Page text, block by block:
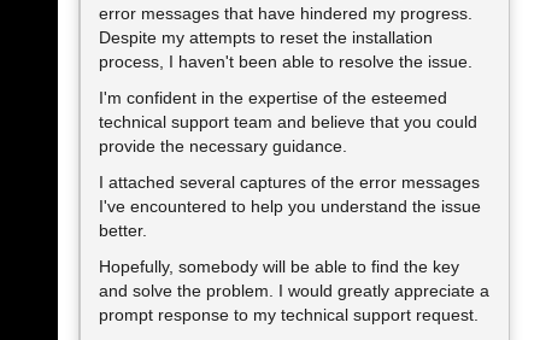
error messages that have hindered my progress.
Despite my attempts to reset the installation
process, I haven't been able to resolve the issue.
I'm confident in the expertise of the esteemed
technical support team and believe that you could
provide the necessary guidance.
I attached several captures of the error messages
I've encountered to help you understand the issue
better.
Hopefully, somebody will be able to find the key
and solve the problem. I would greatly appreciate a
prompt response to my technical support request.